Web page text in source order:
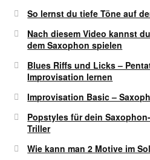
So lernst du tiefe Töne auf
Nach diesem Video kannst
dem Saxophon spielen
Blues Riffs und Licks –
Improvisation lernen
Improvisation Basic –
Popstyles für dein
Triller
Wie kann man 2 Motive im